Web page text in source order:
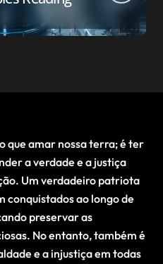
que amar nossa terra; é ter
a verdade e a justiça
Um verdadeiro patriota
conquistados ao longo de
preservar as
No entanto, também é
e a injustiça em todas